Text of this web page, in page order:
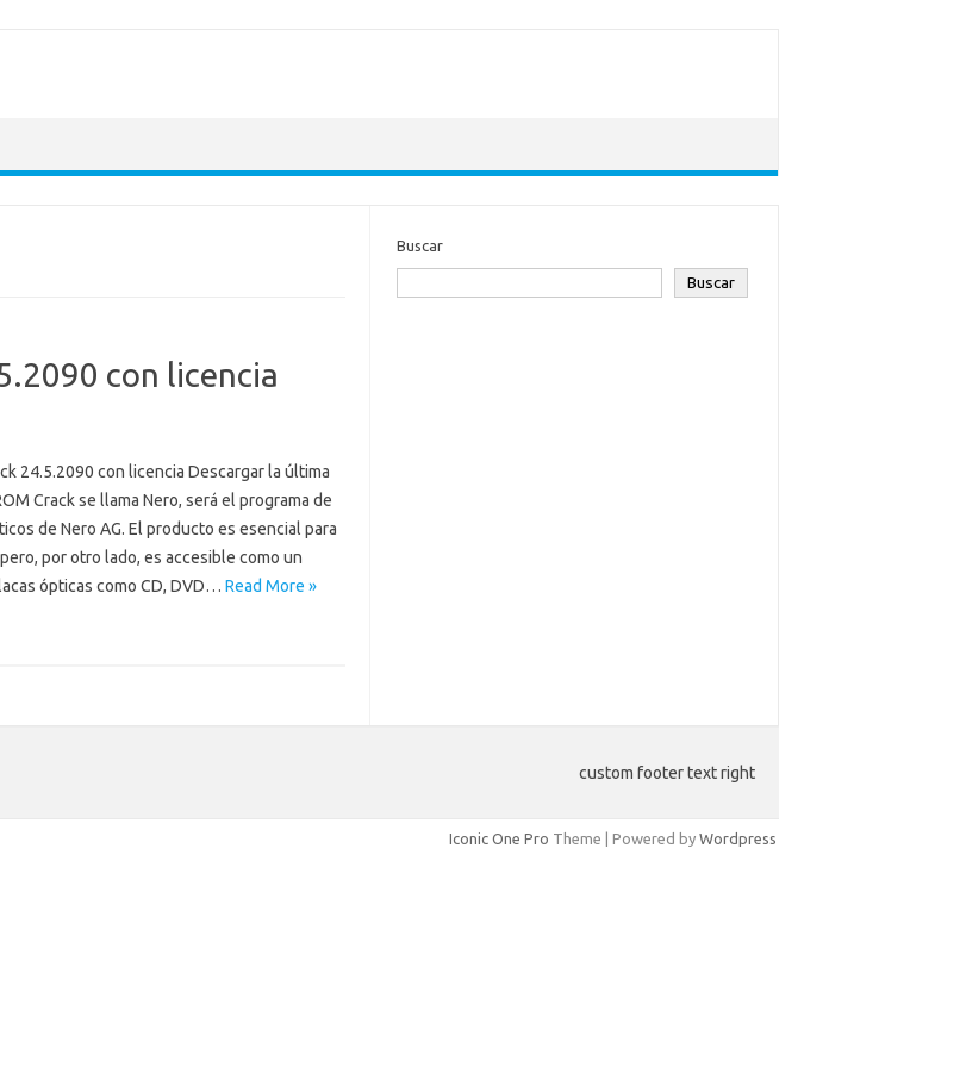
con licencia
24.5.2090 con licencia Descargar la última
Crack se llama Nero, será el programa de
de Nero AG. El producto es esencial para
por otro lado, es accesible como un
ópticas como CD, DVD… Read More »
Buscar
Buscar
custom footer text right
Iconic One Pro Theme | Powered by Wordpress